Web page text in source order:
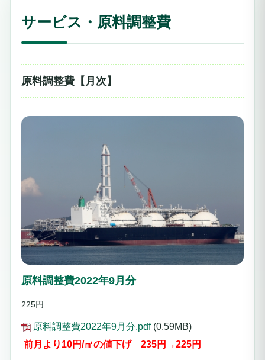
サービス・原料調整費
原料調整費【月次】
原料調整費2022年9月分
225円
原料調整費2022年9月分.pdf(0.59MB)
前月より10円/㎥の値下げ 235円→225円